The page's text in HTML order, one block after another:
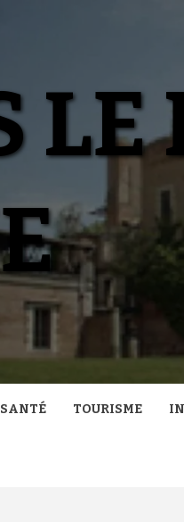
LE
SANTÉ TOURISME